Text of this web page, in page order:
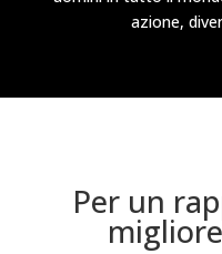
azione,
Per un